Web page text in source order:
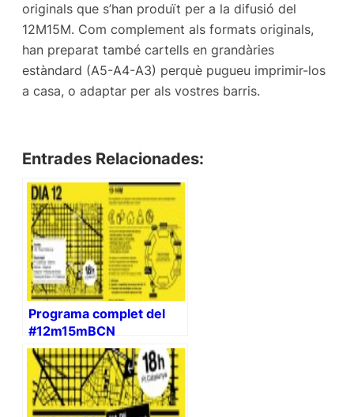
originals que s’han produït per a la difusió del
12M15M. Com complement als formats originals,
han preparat també cartells en grandàries
estàndard (A5-A4-A3) perquè pugueu imprimir-los
a casa, o adaptar per als vostres barris.
Entrades Relacionades:
Programa complet del
#12m15mBCN